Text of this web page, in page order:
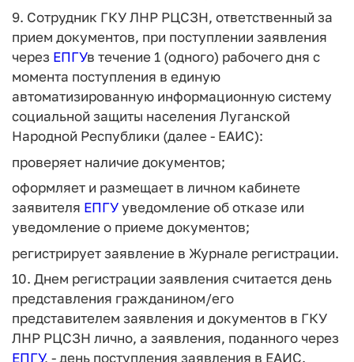
9. Сотрудник ГКУ ЛНР РЦСЗН, ответственный за
прием документов, при поступлении заявления
через ЕПГУв течение 1 (одного) рабочего дня с
момента поступления в единую
автоматизированную информационную систему
социальной защиты населения Луганской
Народной Республики (далее - ЕАИС):
проверяет наличие документов;
оформляет и размещает в личном кабинете
заявителя ЕПГУуведомление об отказе или
уведомление о приеме документов;
регистрирует заявление в Журнале регистрации.
10. Днем регистрации заявления считается день
представления гражданином/его
представителем заявления и документов в ГКУ
ЛНР РЦСЗН лично, а заявления, поданного через
ЕПГУ, - день поступления заявления в ЕАИС.